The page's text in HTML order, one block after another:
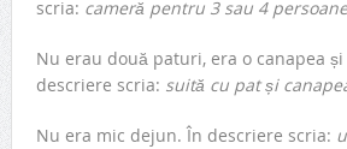
scria: cameră pentru 3 sau 4
Nu erau două paturi, era o canapea
descriere scria: suită cu pat și
Nu era mic dejun. În descriere scria: